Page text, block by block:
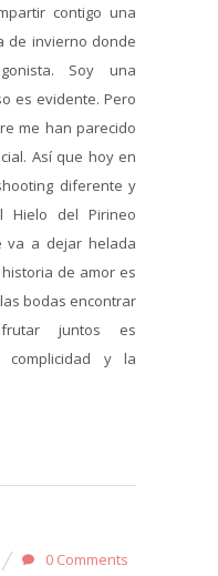
contigo una
de invierno donde
Soy una
es evidente. Pero
me han parecido
Así que hoy en
diferente y
Hielo del Pirineo
va a dejar helada
de amor es
bodas encontrar
juntos es
complicidad y la
0 Comments